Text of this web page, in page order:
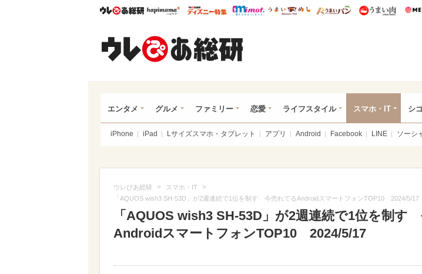
ウレぴあ総研ハピママ* ウレぴあ総研 ディズニー特集
mimot. うまいめし うまいパン うま
エンタメ グルメ ファミリー 恋愛 ライフスタイル スマホ・IT シ
iPhone iPad Lサイズスマホ・タブレット アプリ Android Facebook LINE ソーシ
ウレぴあ総研 > スマホ・IT >
「AQUOS wish3 SH-53D」が2週連続で1位を制す 今売れてるAndroidスマートフォンTOP10 2024/5/17
「AQUOS wish3 SH-53D」が2週連続で1位を制す
AndroidスマートフォンTOP10 2024/5/17